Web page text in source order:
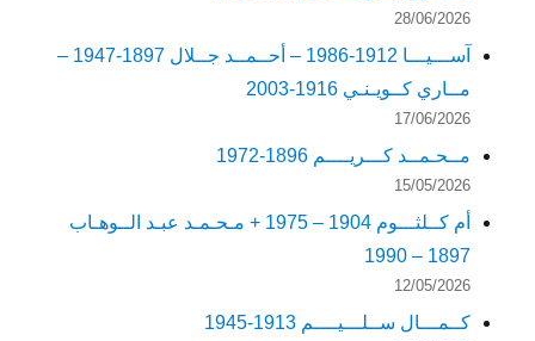
28/06/2026
آســـيـــا 1912-1986 – أحــمــد جــلال 1897-1947 –
مــاري كــويـنـي 1916-2003
17/06/2026
مــحـمــد كـــريــــم 1896-1972
15/05/2026
أم كــلثـــوم 1904 – 1975 + مـحـمـد عبـد الــوهـاب
1897 – 1990
12/05/2026
كــمـــال ســلـــيــــم 1913-1945